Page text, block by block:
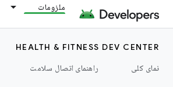
ملزومات
HEALTH & FITNESS DEV CENTER
نمای کلی
راهنمای اتصال سلامت